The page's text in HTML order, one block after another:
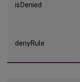
isDenied
denyRule